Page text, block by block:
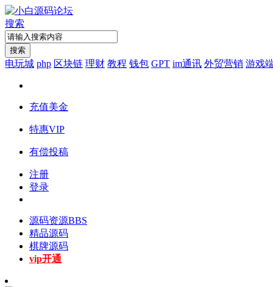
搜索
搜索
电玩城 php 区块链 理财 教程 钱包 GPT im通讯 外贸营销 游戏
充值美金
特惠VIP
有偿投稿
注册
登录
源码资源BBS
精品源码
棋牌源码
vip开通